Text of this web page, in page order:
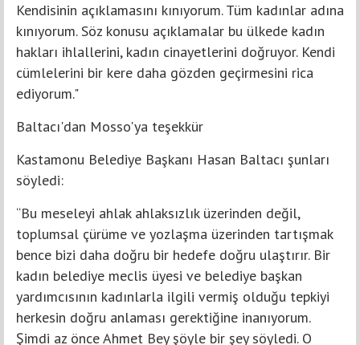
Kendisinin açıklamasını kınıyorum. Tüm kadınlar adına
kınıyorum. Söz konusu açıklamalar bu ülkede kadın
hakları ihlallerini, kadın cinayetlerini doğruyor. Kendi
cümlelerini bir kere daha gözden geçirmesini rica
ediyorum."
Baltacı'dan Mosso'ya teşekkür
Kastamonu Belediye Başkanı Hasan Baltacı şunları
söyledi:
“Bu meseleyi ahlak ahlaksızlık üzerinden değil,
toplumsal çürüme ve yozlaşma üzerinden tartışmak
bence bizi daha doğru bir hedefe doğru ulaştırır. Bir
kadın belediye meclis üyesi ve belediye başkan
yardımcısının kadınlarla ilgili vermiş olduğu tepkiyi
herkesin doğru anlaması gerektiğine inanıyorum.
Şimdi az önce Ahmet Bey şöyle bir şey söyledi. O